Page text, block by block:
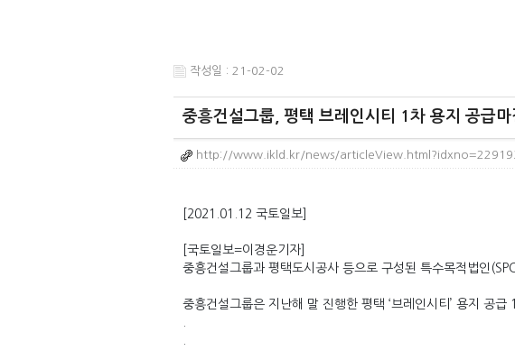
작성일 : 21-02-02
중흥건설그룹, 평택 브레인시티 1차 용지 공급
http://www.ikld.kr/news/
[2021.01.12 국토일보]
[국토일보=이경운기자]
중흥건설그룹과 평택도시공사 등으로 구성된 특수목적법인
중흥건설그룹은 지난해 말 진행한 평택 ‘브레인시티’ 용지 공